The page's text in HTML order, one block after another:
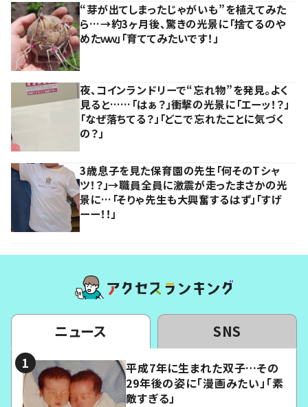
“芽が出てしまったじゃがいも”を植えてみた
ら…→約3ヶ月後、驚きの光景に「捨てるのや
めたｗｗ」「育ててみたいです！」
夜、コインランドリーで“忘れ物”を発見。よく
見ると……「はぁ？」衝撃の光景に「エーッ！？」
「なぜ落ちてる？」「どこで忘れたことに気づく
の？」
3歳息子を見た保育園の先生「何そのTシャ
ツ！？」→職員全員に激震が走ったまさかの光
景に…「そりゃ先生も大興奮するはず」「すげ
ーー！！」
ニュース SNS
平成7年に生まれた双子…その
29年後の姿に「漫画みたい」「素
敵すぎる」